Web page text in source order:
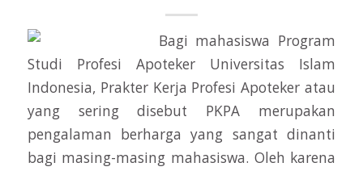
Bagi mahasiswa Program
Studi Profesi Apoteker Universitas Islam
Indonesia, Prakter Kerja Profesi Apoteker atau
yang sering disebut PKPA merupakan
pengalaman berharga yang sangat dinanti
bagi masing-masing mahasiswa. Oleh karena